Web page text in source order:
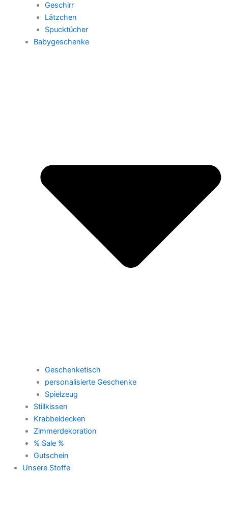
Geschirr
Lätzchen
Spucktücher
Babygeschenke
Geschenketisch
personalisierte Geschenke
Spielzeug
Stillkissen
Krabbeldecken
Zimmerdekoration
% Sale %
Gutschein
Unsere Stoffe